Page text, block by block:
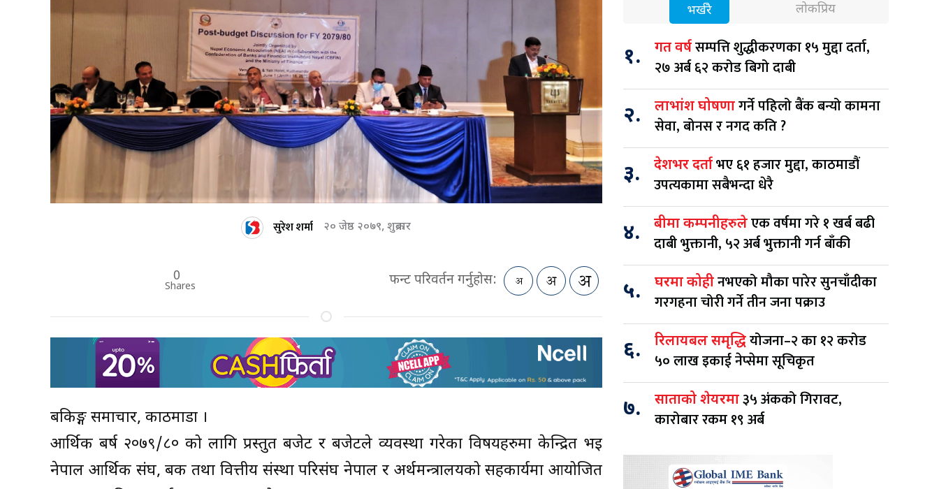
सुरेश शर्मा २० जेष्ठ २०७९, शुक्रबार
0
Shares फन्ट परिवर्तन गर्नुहोस:
बैंकिङ्ग समाचार, काठमाडौं ।
आर्थिक बर्ष २०७९/८० को लागि प्रस्तुत बजेट र बजेटले व्यवस्था गरेका विषयहरुमा केन्द्रित भइ
नेपाल आर्थिक संघ, बैंक तथा वित्तीय संस्था परिसंघ नेपाल र अर्थमन्त्रालयको सहकार्यमा आयोजित
भर्खरै लोकप्रिय
१. गत वर्षसम्पत्ति शुद्धीकरणका १५ मुद्दा दर्ता,
२७ अर्ब ६२ करोड बिगो दाबी
२. लाभांश घोषणागर्ने पहिलो बैंक बन्यो कामना
सेवा, बोनस र नगद कति ?
३. देशभर दर्ताभए ६१ हजार मुद्दा, काठमाडौं
उपत्यकामा सबैभन्दा धेरै
४. बीमा कम्पनीहरुलेएक वर्षमा गरे १ खर्ब बढी
दाबी भुक्तानी, ५२ अर्ब भुक्तानी गर्न बाँकी
५. घरमा कोहीनभएको मौका पारेर सुनचाँदीका
गरगहना चोरी गर्ने तीन जना पक्राउ
६. रिलायबल समृद्धियोजना–२ का १२ करोड
५० लाख इकाई नेप्सेमा सूचिकृत
७. साताको शेयरमा३५ अंकको गिरावट,
कारोबार रकम १९ अर्ब